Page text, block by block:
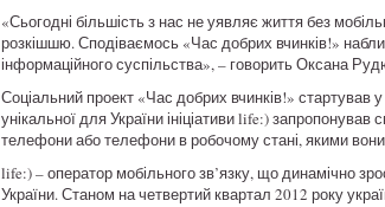
«Сьогодні більшість з нас не уявляє життя без
розкішшю. Сподіваємось «Час добрих вчинків!»
інформаційного суспільства», – говорить Оксана
Соціальний проект «Час добрих вчинків!» стартував
унікальної для України ініціативи life:)
телефони або телефони в робочому стані, якими
life:) – оператор мобільного зв’язку, що динамічно
України. Станом на четвертий квартал 2012 року